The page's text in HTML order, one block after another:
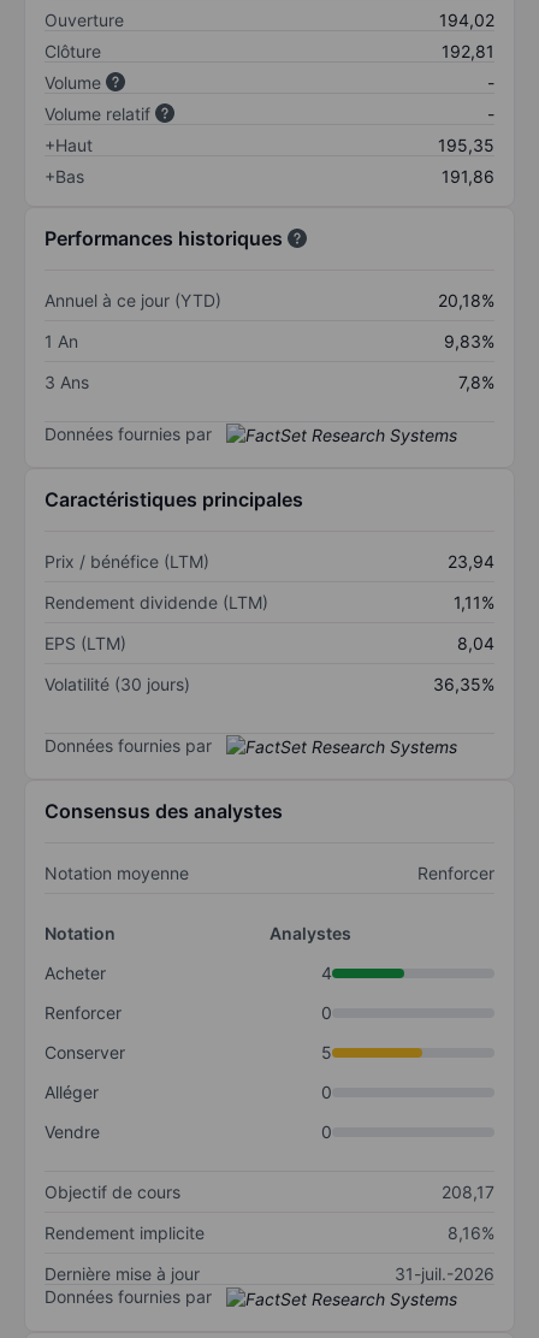
Ouverture
194,02
Clôture
192,81
Volume
-
Volume relatif
-
+Haut
195,35
+Bas
191,86
Performances historiques
Annuel à ce jour (YTD)
20,18%
1 An
9,83%
3 Ans
7,8%
Données fournies par
Caractéristiques principales
Prix / bénéfice (LTM)
23,94
Rendement dividende (LTM)
1,11%
EPS (LTM)
8,04
Volatilité (30 jours)
36,35%
Données fournies par
Consensus des analystes
Notation moyenne Renforcer
Notation
Analystes
Acheter
4
Renforcer
0
Conserver
5
Alléger
0
Vendre
0
Objectif de cours
208,17
Rendement implicite
8,16%
Dernière mise à jour
31-juil.-2026
Données fournies par